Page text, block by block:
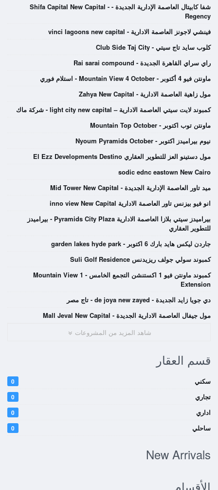
شفا كابيتال العاصمة الإدارية الجديدة - Shifa Capital New Capital -
Regency
فينشي لاجونز العاصمة الادارية - vinci lagoons new capital
كلوب سايد تاج سيتي - Club Side Taj City
راي سراي القاهرة الجديدة - Rai sarai compound
ماونتن فيو 4 أكتوبر - Mountain View 4 October - استلام فوري
مول زاهية العاصمة الادارية - Zahya New Capital
كمبوند لايت سيتي العاصمة الادارية – light city new capital - شركة ماك
ماونتن توب اكتوبر - Mountain Top October
نيوم بيراميدز اكتوبر - Nyoum Pyramids October
مول دستينو العز للتطوير العقاري El Ezz Developments Destino
sodic ednc eastown New Cairo
ميد تاور العاصمة الإدارية الجديدة - Mid Tower New Capital
انو فيو بيزنس تاور العاصمة الادارية inno view New Capital
بيراميدز سيتي بلازا العاصمة الادارية Pyramids City Plaza - بيراميدز
للتطوير العقاري
جاردن ليكس هايد بارك 6 اكتوبر - garden lakes hyde park
كمبوند سولي جولف ريزيدنس Suli Golf Residence
كمبوند ماونتن فيو 1 اكستنشن التجمع الخامس - Mountain View 1
Extension
دي جويا زايد الجديدة - de joya new zayed - تاج مصر
مول جيفال العاصمة الادارية الجديدة - Mall Jeval New Capital
شاهد المزيد من المشروعات
قسم العقار
سكني 0
تجاري 0
اداري 0
ساحلي 0
New Arrivals
الأقسام